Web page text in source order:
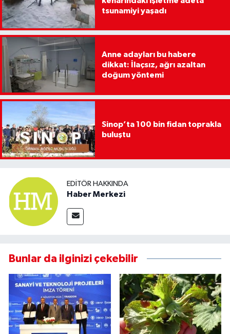
tsunamiyi yaşadı
Anne adayları bu habere
dikkat: İlaçsız, ağrı azaltan
doğum yöntemi
Sinop’ta 100 bin fidan toprakla
buluştu
EDITÖR HAKKINDA
Haber Merkezi
Bunlar da ilginizi çekebilir